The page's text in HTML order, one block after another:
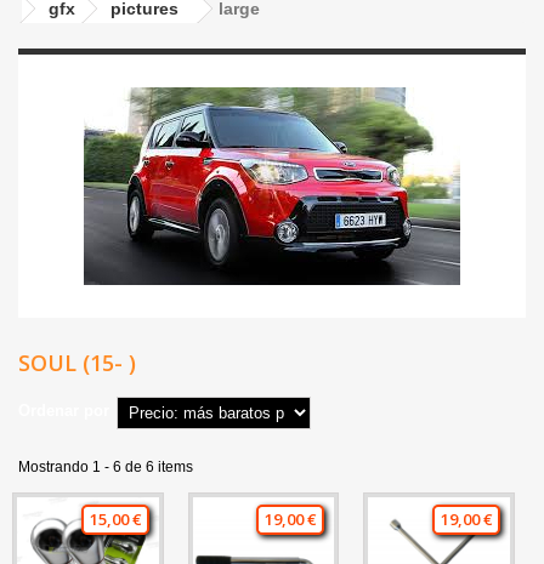
gfx
pictures large
SOUL (15- )
Mostrando 1 - 6 de 6 items
15,00 € 19,00 € 19,00 €